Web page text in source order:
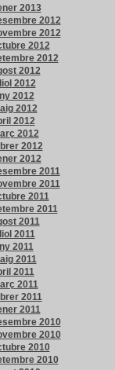
2013
2012
2012
2012
2012
2012
2012
2012
2012
2012
2012
2012
2012
2011
2011
2011
2011
2011
2011
2011
2011
2011
2011
2011
2011
2010
2010
2010
2010